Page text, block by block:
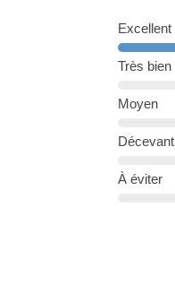
Excellent
Très bien
Moyen
Décevant
À éviter